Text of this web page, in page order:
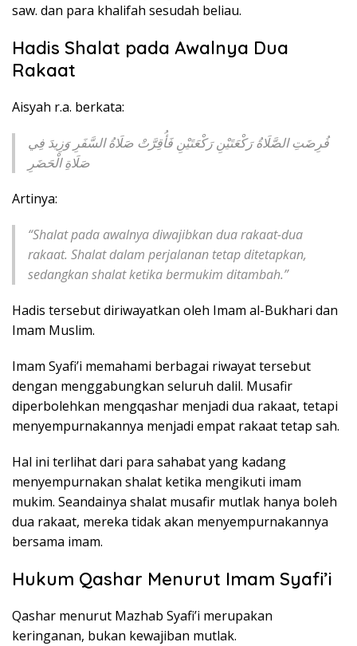
saw. dan para khalifah sesudah beliau.
Hadis Shalat pada Awalnya Dua
Rakaat
Aisyah r.a. berkata:
فُرِضَتِ الصَّلَاةُ رَكْعَتَيْنِ رَكْعَتَيْنِ فَأُقِرَّتْ صَلَاةُ السَّفَرِ وَزِيدَ فِي
صَلَاةِ الْحَضَرِ
Artinya:
“Shalat pada awalnya diwajibkan dua rakaat-dua
rakaat. Shalat dalam perjalanan tetap ditetapkan,
sedangkan shalat ketika bermukim ditambah.”
Hadis tersebut diriwayatkan oleh Imam al-Bukhari dan
Imam Muslim.
Imam Syafi’i memahami berbagai riwayat tersebut
dengan menggabungkan seluruh dalil. Musafir
diperbolehkan mengqashar menjadi dua rakaat, tetapi
menyempurnakannya menjadi empat rakaat tetap sah.
Hal ini terlihat dari para sahabat yang kadang
menyempurnakan shalat ketika mengikuti imam
mukim. Seandainya shalat musafir mutlak hanya boleh
dua rakaat, mereka tidak akan menyempurnakannya
bersama imam.
Hukum Qashar Menurut Imam Syafi’i
Qashar menurut Mazhab Syafi’i merupakan
keringanan, bukan kewajiban mutlak.